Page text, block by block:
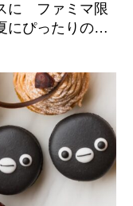
に ファミマ限
にぴったりの爽